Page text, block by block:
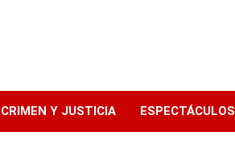
CRIMEN Y JUSTICIA ESPECTÁCULOS